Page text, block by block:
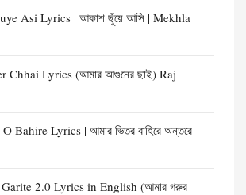
Asi Lyrics | আকাশ ছুঁয়ে আসি | Mekhla
Chhai Lyrics (আমার আগুনের ছাই) Raj
Bahire Lyrics | আমার ভিতর বাহিরে অন্তরে
2.0 Lyrics in English (আমার গরুর